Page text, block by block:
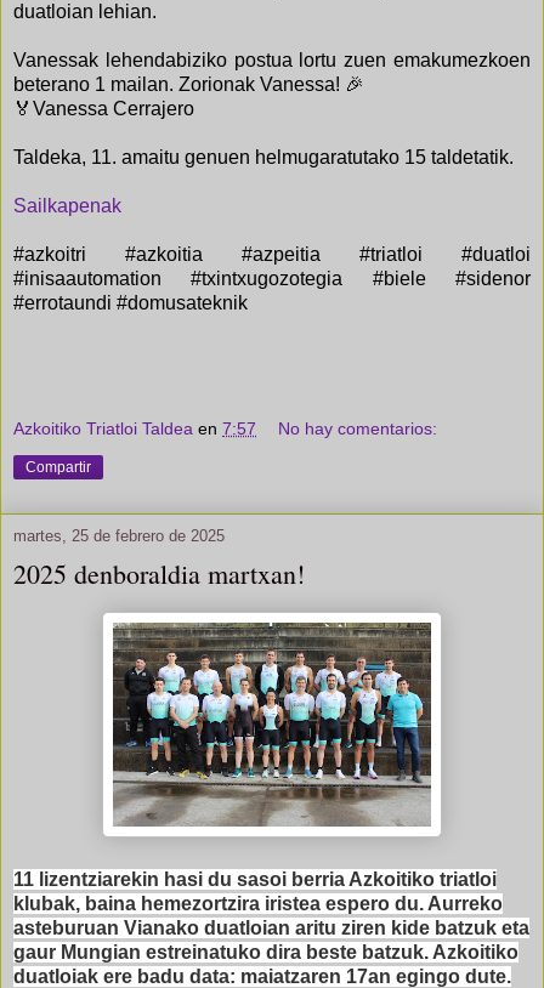
duatloian lehian.
Vanessak lehendabiziko postua lortu zuen emakumezkoen
beterano 1 mailan. Zorionak Vanessa! 🎉
🏅Vanessa Cerrajero
Taldeka, 11. amaitu genuen helmugaratutako 15 taldetatik.
Sailkapenak
#azkoitri #azkoitia #azpeitia #triatloi #duatloi
#inisaautomation #txintxugozotegia #biele #sidenor
#errotaundi #domusateknik
Azkoitiko Triatloi Taldea en 7:57 No hay comentarios:
Compartir
martes, 25 de febrero de 2025
2025 denboraldia martxan!
11 lizentziarekin hasi du sasoi berria Azkoitiko triatloi
klubak, baina hemezortzira iristea espero du. Aurreko
asteburuan Vianako duatloian aritu ziren kide batzuk eta
gaur Mungian estreinatuko dira beste batzuk. Azkoitiko
duatloiak ere badu data: maiatzaren 17an egingo dute.